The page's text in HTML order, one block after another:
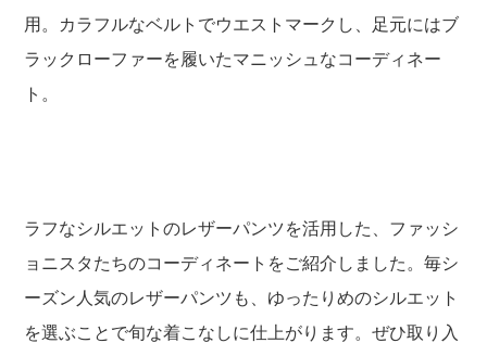
用。カラフルなベルトでウエストマークし、足元にはブ
ラックローファーを履いたマニッシュなコーディネー
ト。
ラフなシルエットのレザーパンツを活用した、ファッシ
ョニスタたちのコーディネートをご紹介しました。毎シ
ーズン人気のレザーパンツも、ゆったりめのシルエット
を選ぶことで旬な着こなしに仕上がります。ぜひ取り入